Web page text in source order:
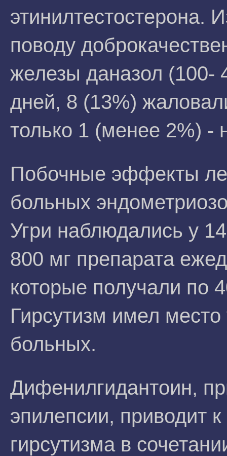
этинилтестостерона.
поводу
железы даназол (100-
дней, 8 (13%)
только 1 (менее 2%) -
Побочные эффекты
больных
Угри наблюдались у
800 мг препарата
которые получали по
Гирсутизм имел
больных.
Дифенилгидантоин,
эпилепсии, приводит
гирсутизма в